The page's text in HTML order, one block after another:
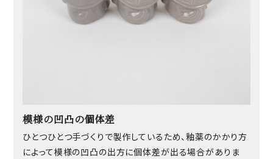
模様の凹凸の個体差
ひとつひとつ手づくりで製作しているため、釉薬のかかり方
によって模様の凹凸の出方に個体差が出る場合がありま